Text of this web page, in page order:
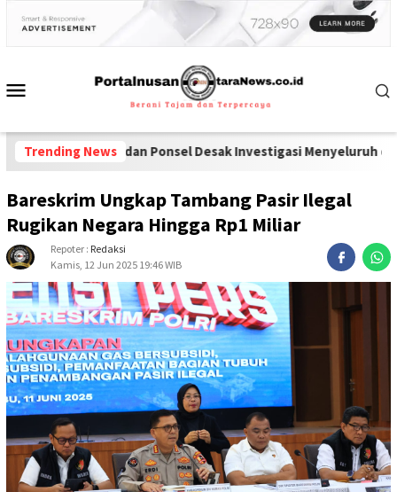
Trending News
dan Ponsel Desak Investigasi Menyeluruh di Lapas
Bareskrim Ungkap Tambang Pasir Ilegal
Rugikan Negara Hingga Rp1 Miliar
Repoter : Redaksi
Kamis, 12 Jun 2025 19:46 WIB